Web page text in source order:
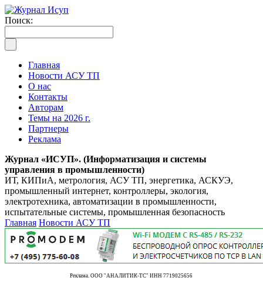
Поиск:
Главная
Новости АСУ ТП
О нас
Контакты
Авторам
Темы на 2026 г.
Партнеры
Реклама
Журнал «ИСУП». (Информатизация и системы
управления в промышленности)
ИТ, КИПиА, метрология, АСУ ТП, энергетика, АСКУЭ,
промышленный интернет, контроллеры, экология,
электротехника, автоматизации в промышленности,
испытательные системы, промышленная безопасность
Главная Новости АСУ ТП
Реклама. ООО "АНАЛИТИК-ТС" ИНН 7719025656